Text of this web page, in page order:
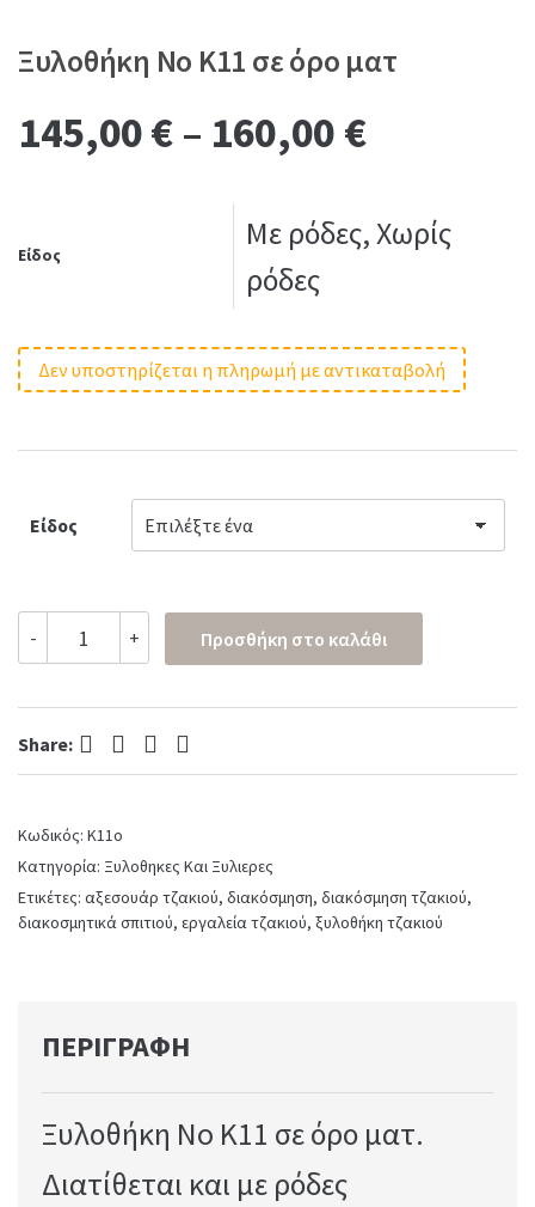
Ξυλοθήκη No K11 σε όρο ματ
145,00€ – 160,00 €
Είδος
Με ρόδες, Χωρίς
ρόδες
Δεν υποστηρίζεται η πληρωμή με αντικαταβολή
Είδος
-
K11
ματ
+ Προσθήκη στο καλάθι
Share: Facebook Twitter Pinterest LinkedIn
Κωδικός: K11o
Κατηγορία: Ξυλοθηκες Και Ξυλιερες
Ετικέτες: αξεσουάρ τζακιού, διακόσμηση, διακόσμηση τζακιού,
διακοσμητικά σπιτιού, εργαλεία τζακιού, ξυλοθήκη τζακιού
ΠΕΡΙΓΡΑΦΉ
Ξυλοθήκη No K11 σε όρο ματ.
Διατίθεται και με ρόδες